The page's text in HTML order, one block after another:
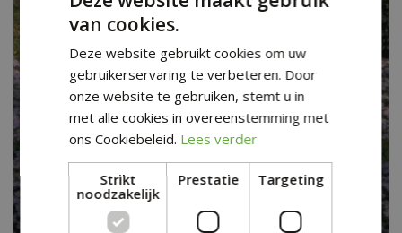
van cookies.
Deze website gebruikt cookies om uw
gebruikerservaring te verbeteren. Door
onze website te gebruiken, stemt u in
met alle cookies in overeenstemming met
ons Cookiebeleid. Lees verder
Strikt
noodzakelijk
Prestatie Targeting